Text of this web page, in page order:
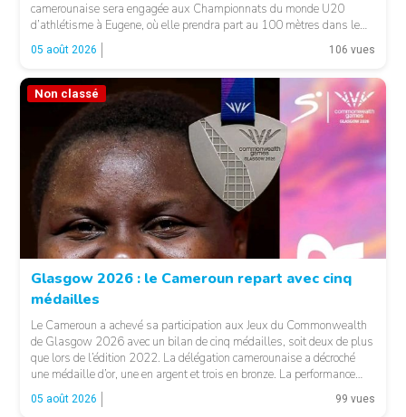
camerounaise sera engagée aux Championnats du monde U20
d’athlétisme à Eugene, où elle prendra part au 100 mètres dans le
heat 7. Pour son entrée en lice, la jeune Camerounaise devra se
mesurer à une concurrence relevée. Une première […]
05 août 2026 106 vues
Non classé
Glasgow 2026 : le Cameroun repart avec cinq
médailles
Le Cameroun a achevé sa participation aux Jeux du Commonwealth
de Glasgow 2026 avec un bilan de cinq médailles, soit deux de plus
que lors de l’édition 2022. La délégation camerounaise a décroché
une médaille d’or, une en argent et trois en bronze. La performance
majeure est venue d’Emmanuel Eseme. Le sprinteur camerounais
s’est imposé […]
05 août 2026 99 vues